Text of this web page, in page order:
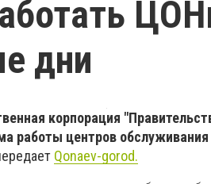
дни
корпорация
работы центров обслуживания
Qonaev-gorod.